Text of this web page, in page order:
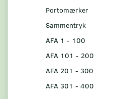
Portomærker
Sammentryk
AFA 1 - 100
AFA 101 - 200
AFA 201 - 300
AFA 301 - 400